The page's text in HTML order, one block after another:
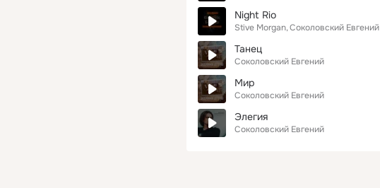
Night Rio
Stive Morgan Соколовский Евгений
Танец
Соколовский Евгений
Мир
Соколовский Евгений
Элегия
Соколовский Евгений